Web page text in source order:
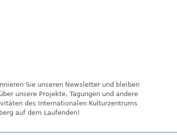
Sie unseren Newsletter und bleiben
unsere Projekte, Tagungen und andere
des Internationalen Kulturzentrums
auf dem Laufenden!